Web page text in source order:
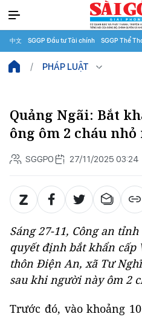
中文 SGGP Đầu tư Tài chính SGGP Thể
PHÁP LUẬT
Quảng Ngãi: Bắt
ông ôm 2 cháu nhỏ
SGGPO 27/11/2025 03:24
Sáng 27-11, Công an
quyết định bắt khẩn cấp
thôn Điện An, xã Tư
sau khi người này ôm 2
Trước đó, vào khoảng